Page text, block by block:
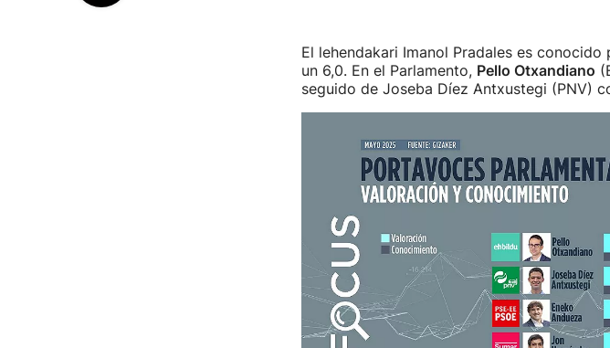
El lehendakari Imanol Pradales es
un 6,0. En el Parlamento, Pello Otxandiano
seguido de Joseba Díez Antxustegi (PNV)